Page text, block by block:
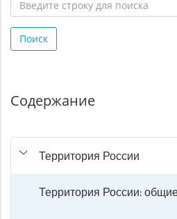
строку
для
Поиск
Содержание
Территория России
Территория России: